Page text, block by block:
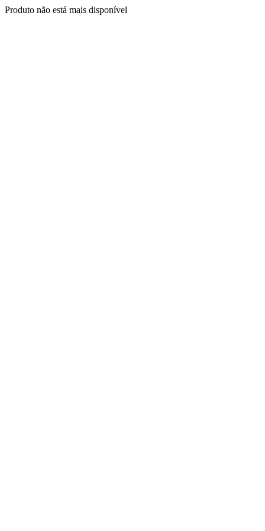
Produto não está mais disponível